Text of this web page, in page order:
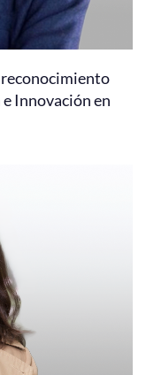
Innovación en